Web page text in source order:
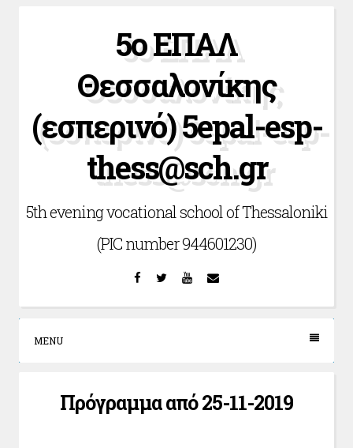
5ο ΕΠΑΛ
Θεσσαλονίκης
(εσπερινό) 5epal-esp-
thess@sch.gr
5th evening vocational school of Thessaloniki
(PIC number 944601230)
Facebook
Twitter YouTube
MENU
Πρόγραμμα από 25-11-2019